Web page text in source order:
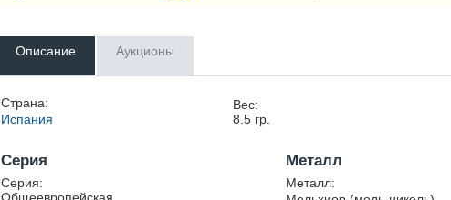
Описание Аукционы
Страна:
Испания
Вес:
8.5гр.
Серия
Серия:
Металл
Металл: